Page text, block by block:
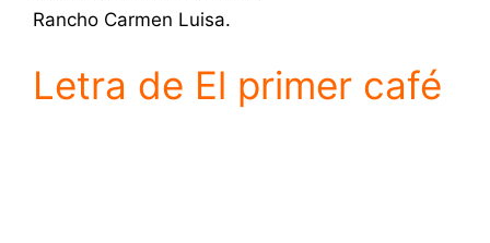
Rancho Carmen Luisa.
Letra de El primer café